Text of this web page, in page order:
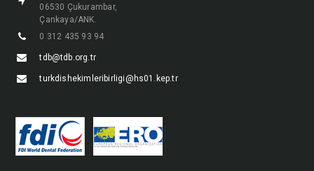
06530 Çukurambar,
Çankaya/ANK.
0 312 435 93 94
tdb@tdb.org.tr
turkdishekimleribirligi@hs01.kep.tr